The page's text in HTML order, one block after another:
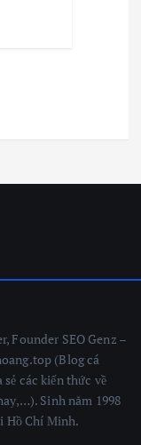
Founder SEO Genz –
(Blog cá
các kiến thức về
Sinh năm 1998
Hồ Chí Minh.